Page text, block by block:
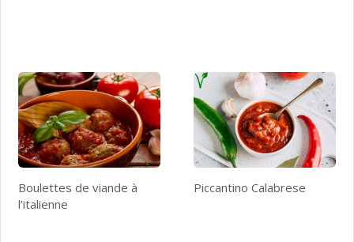
Boulettes de viande à
l’italienne
Piccantino Calabrese